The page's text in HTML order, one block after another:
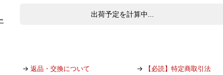
出荷予定を計算中...
→ 返品・交換について → 【必読】特定商取引法